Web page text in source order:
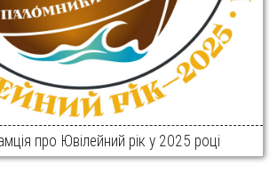
про Ювілейний рік у 2025 році